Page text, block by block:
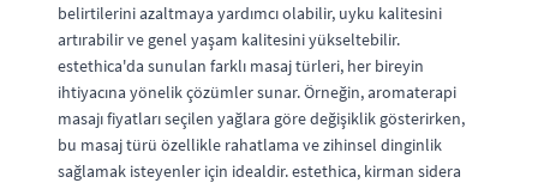
belirtilerini azaltmaya yardımcı olabilir, uyku kalitesini
artırabilir ve genel yaşam kalitesini yükseltebilir.
estethica'da sunulan farklı masaj türleri, her bireyin
ihtiyacına yönelik çözümler sunar. Örneğin, aromaterapi
masajı fiyatları seçilen yağlara göre değişiklik gösterirken,
bu masaj türü özellikle rahatlama ve zihinsel dinginlik
sağlamak isteyenler için idealdir. estethica, kirman sidera